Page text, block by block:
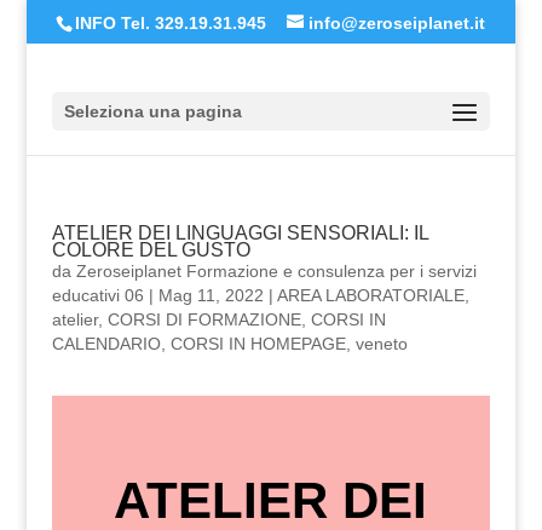
INFO Tel. 329.19.31.945 info@zeroseiplanet.it
Seleziona una pagina
ATELIER DEI LINGUAGGI SENSORIALI: IL
COLORE DEL GUSTO
da Zeroseiplanet Formazione e consulenza per i servizi
educativi 06 | Mag 11, 2022 | AREA LABORATORIALE,
atelier, CORSI DI FORMAZIONE, CORSI IN
CALENDARIO, CORSI IN HOMEPAGE, veneto
ATELIER DEI